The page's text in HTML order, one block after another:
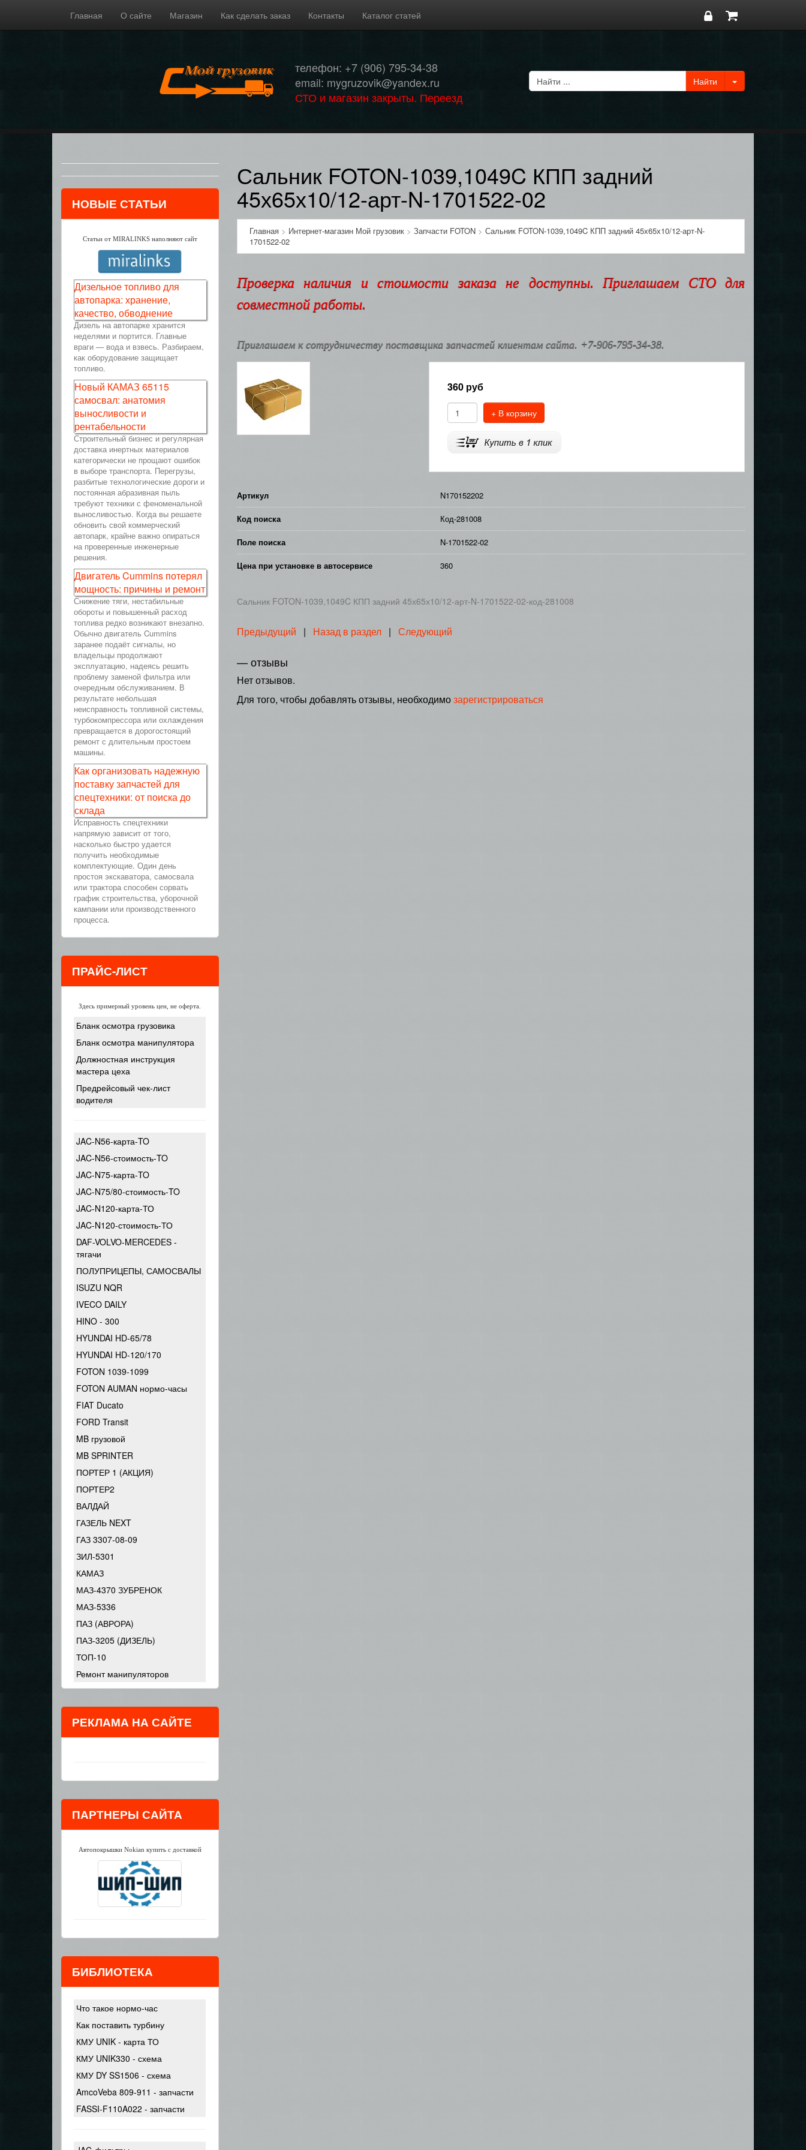
Главная О сайте Магазин Как сделать заказ Контакты Каталог статей
телефон: +7 (906) 795-34-38
email: mygruzovik@yandex.ru
СТО и магазин закрыты. Переезд
Сальник FOTON-1039,1049C КПП задний
45х65х10/12-арт-N-1701522-02
Главная> Интернет-магазин Мой грузовик> Запчасти FOTON> Сальник FOTON-1039,1049C КПП задний 45х65х10/12-арт-N-
1701522-02
Проверка наличия и стоимости заказа не доступны. Приглашаем СТО для
совместной работы.
Приглашаем к сотрудничеству поставщика запчастей клиентам сайта. +7-906-795-34-38.
360руб
+ В корзину
Артикул N170152202
Код поиска Код-281008
Поле поиска N-1701522-02
Цена при установке в автосервисе 360
Сальник FOTON-1039,1049C КПП задний 45х65х10/12-арт-N-1701522-02-код-281008
Предыдущий | Назад в раздел| Следующий
— отзывы
Нет отзывов.
Для того, чтобы добавлять отзывы, необходимозарегистрироваться
НОВЫЕ СТАТЬИ
Статьи от MIRALINKS наполняют сайт
Дизельное топливо для
автопарка: хранение,
качество, обводнение
Дизель на автопарке хранится
неделями и портится. Главные
враги — вода и взвесь. Разбираем,
как оборудование защищает
топливо.
Новый КАМАЗ 65115
самосвал: анатомия
выносливости и
рентабельности
Строительный бизнес и регулярная
доставка инертных материалов
категорически не прощают ошибок
в выборе транспорта. Перегрузы,
разбитые технологические дороги и
постоянная абразивная пыль
требуют техники с феноменальной
выносливостью. Когда вы решаете
обновить свой коммерческий
автопарк, крайне важно опираться
на проверенные инженерные
решения.
Двигатель Cummins потерял
мощность: причины и ремонт
Снижение тяги, нестабильные
обороты и повышенный расход
топлива редко возникают внезапно.
Обычно двигатель Cummins
заранее подаёт сигналы, но
владельцы продолжают
эксплуатацию, надеясь решить
проблему заменой фильтра или
очередным обслуживанием. В
результате небольшая
неисправность топливной системы,
турбокомпрессора или охлаждения
превращается в дорогостоящий
ремонт с длительным простоем
машины.
Как организовать надежную
поставку запчастей для
спецтехники: от поиска до
склада
Исправность спецтехники
напрямую зависит от того,
насколько быстро удается
получить необходимые
комплектующие. Один день
простоя экскаватора, самосвала
или трактора способен сорвать
график строительства, уборочной
кампании или производственного
процесса.
ПРАЙС-ЛИСТ
Здесь примерный уровень цен, не оферта.
Бланк осмотра грузовика
Бланк осмотра манипулятора
Должностная инструкция
мастера цеха
Предрейсовый чек-лист
водителя
JAC-N56-карта-TO
JAC-N56-стоимость-TO
JAC-N75-карта-TO
JAC-N75/80-стоимость-TO
JAC-N120-карта-ТО
JAC-N120-стоимость-ТО
DAF-VOLVO-MERCEDES -
тягачи
ПОЛУПРИЦЕПЫ, САМОСВАЛЫ
ISUZU NQR
IVECO DAILY
HINO - 300
HYUNDAI HD-65/78
HYUNDAI HD-120/170
FOTON 1039-1099
FOTON AUMAN нормо-часы
FIAT Ducato
FORD Transit
MB грузовой
MB SPRINTER
ПОРТЕР 1 (АКЦИЯ)
ПОРТЕР2
ВАЛДАЙ
ГАЗЕЛЬ NEXT
ГАЗ 3307-08-09
ЗИЛ-5301
КАМАЗ
МАЗ-4370 ЗУБРЕНОК
МАЗ-5336
ПАЗ (АВРОРА)
ПАЗ-3205 (ДИЗЕЛЬ)
ТОП-10
Ремонт манипуляторов
РЕКЛАМА НА САЙТЕ
ПАРТНЕРЫ САЙТА
Автопокрышки Nokian купить с доставкой
БИБЛИОТЕКА
Что такое нормо-час
Как поставить турбину
КМУ UNIK - карта ТО
КМУ UNIK330 - схема
КМУ DY SS1506 - схема
AmcoVeba 809-911 - запчасти
FASSI-F110A022 - запчасти